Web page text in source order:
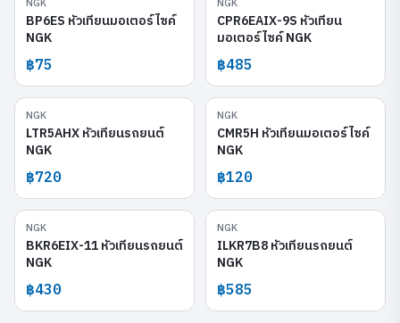
NGK
BP6ES หัวเทียนมอเตอร์ไซค์
NGK
฿75
NGK
CPR6EAIX-9S หัวเทียน
มอเตอร์ไซค์ NGK
฿485
NGK
LTR5AHX หัวเทียนรถยนต์
NGK
฿720
NGK
CMR5H หัวเทียนมอเตอร์ไซค์
NGK
฿120
NGK
BKR6EIX-11 หัวเทียนรถยนต์
NGK
฿430
NGK
ILKR7B8 หัวเทียนรถยนต์
NGK
฿585